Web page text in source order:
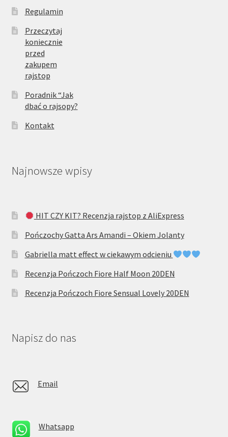
Regulamin
Przeczytaj
koniecznie
przed
zakupem
rajstop
Poradnik “Jak
dbać o rajsopy?
Kontakt
Najnowsze wpisy
HIT CZY KIT? Recenzja rajstop z AliExpress
Pończochy Gatta Ars Amandi – Okiem Jolanty
Gabriella matt effect w ciekawym odcieniu
Recenzja Pończoch Fiore Half Moon 20DEN
Recenzja Pończoch Fiore Sensual Lovely 20DEN
Napisz do nas
Email
Whatsapp